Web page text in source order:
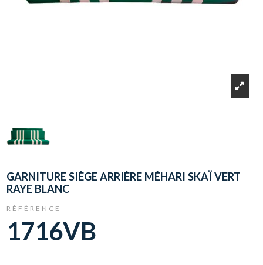
GARNITURE SIÈGE ARRIÈRE MÉHARI SKAÏ VERT
RAYE BLANC
RÉFÉRENCE
1716VB